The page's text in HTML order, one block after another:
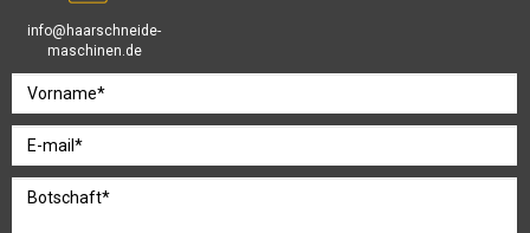
info@haarschneide-
maschinen.de